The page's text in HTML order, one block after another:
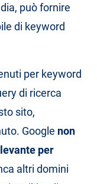
può fornire
di keyword
per keyword
di ricerca
sito,
Google non
per
altri domini